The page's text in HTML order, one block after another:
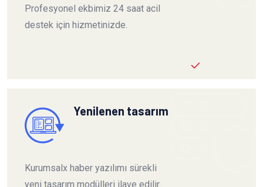
Profesyonel ekbimiz 24 saat acil
destek için hizmetinizde.
Yenilenen tasarım
Kurumsalx haber yazılımı sürekli
yeni tasarım modülleri ilave edilir.